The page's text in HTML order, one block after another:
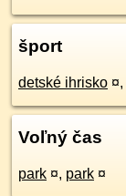
šport
detské ihrisko ¤,
Voľný čas
park ¤, park ¤